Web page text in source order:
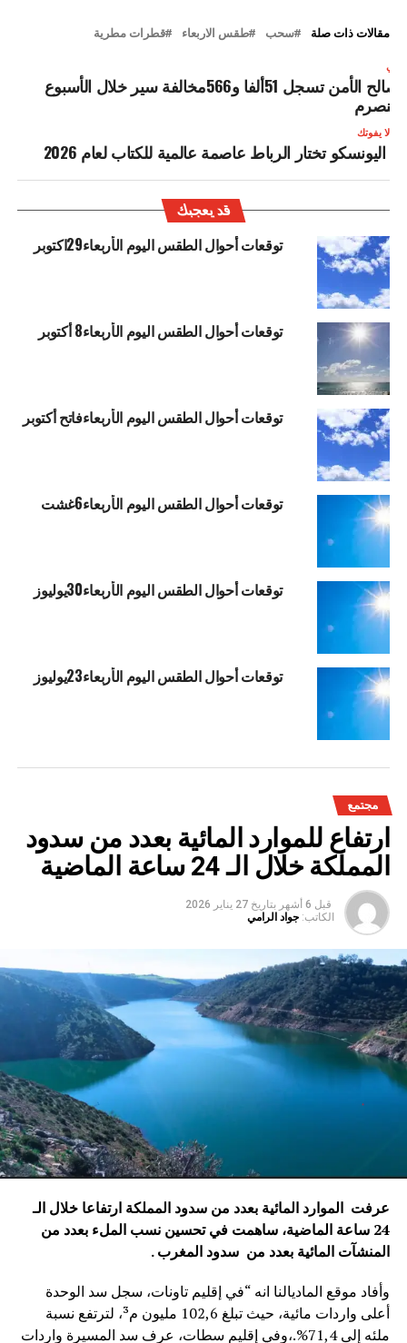
مقالات ذات صلة سحب طقس الاربعاء قطرات مطرية
مصالح الأمن تسجل 51ألفا و566مخالفة سير خلال الأسبوع
لا يفوتك
اليونسكو تختار الرباط عاصمة عالمية للكتاب لعام 2026
قد يعجبك
توقعات أحوال الطقس اليوم الأربعاء29اكتوبر
توقعات أحوال الطقس اليوم الأربعاء8 أكتوبر
توقعات أحوال الطقس اليوم الأربعاءفاتح أكتوبر
توقعات أحوال الطقس اليوم الأربعاء6غشت
توقعات أحوال الطقس اليوم الأربعاء30يوليوز
توقعات أحوال الطقس اليوم الأربعاء23يوليوز
مجتمع
ارتفاع للموارد المائية بعدد من سدود
المملكة خلال الـ 24 ساعة الماضية
قبل 6 أشهر بتاريخ 27 يناير 2026
الكاتب: جواد الرامي
عرفت الموارد المائية بعدد من سدود المملكة ارتفاعا خلال الـ
24 ساعة الماضية، ساهمت في تحسين نسب الملء بعدد من
المنشآت المائية بعدد من سدود المغرب .
وأفاد موقع الماديالنا انه “في إقليم تاونات، سجل سد الوحدة
أعلى واردات مائية، حيث تبلغ 102,6 مليون م³، لترتفع نسبة
ملئه إلى 71,4%.،وفي إقليم سطات، عرف سد المسيرة واردات